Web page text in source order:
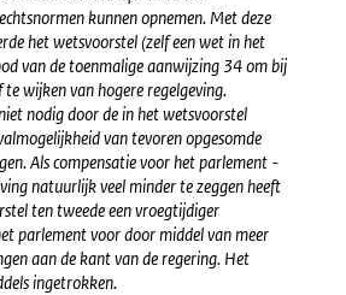
kunnen opnemen. Met deze
het wetsvoorstel (zelf een wet in het
van de toenmalige aanwijzing 34 om bij
wijken van hogere regelgeving.
nodig door de in het wetsvoorstel
van tevoren opgesomde
Als compensatie voor het parlement -
natuurlijk veel minder te zeggen heeft
ten tweede een vroegtijdiger
parlement voor door middel van meer
aan de kant van de regering. Het
ingetrokken.